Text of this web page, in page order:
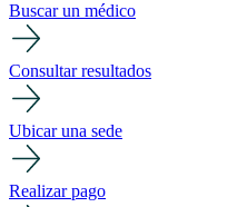
Buscar un médico
Consultar resultados
Ubicar una sede
Realizar pago